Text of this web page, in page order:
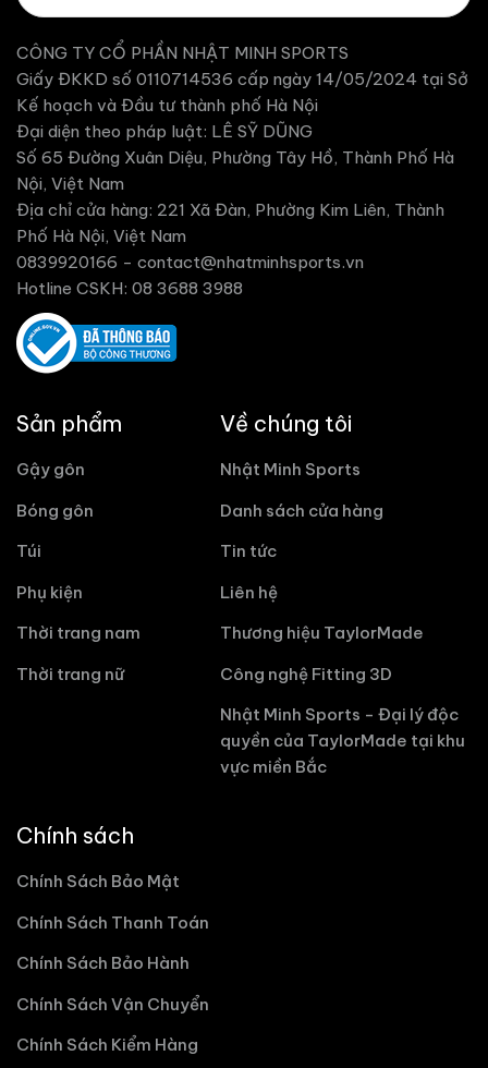
CÔNG TY CỔ PHẦN NHẬT MINH SPORTS
Giấy ĐKKD số 0110714536 cấp ngày 14/05/2024 tại Sở
Kế hoạch và Đầu tư thành phố Hà Nội
Đại diện theo pháp luật: LÊ SỸ DŨNG
Số 65 Đường Xuân Diệu, Phường Tây Hồ, Thành Phố Hà
Nội, Việt Nam
Địa chỉ cửa hàng: 221 Xã Đàn, Phường Kim Liên, Thành
Phố Hà Nội, Việt Nam
0839920166 - contact@nhatminhsports.vn
Hotline CSKH: 08 3688 3988
Sản phẩm
Gậy gôn
Bóng gôn
Túi
Phụ kiện
Thời trang nam
Thời trang nữ
Về chúng tôi
Nhật Minh Sports
Danh sách cửa hàng
Tin tức
Liên hệ
Thương hiệu TaylorMade
Công nghệ Fitting 3D
Nhật Minh Sports - Đại lý độc
quyền của TaylorMade tại khu
vực miền Bắc
Chính sách
Chính Sách Bảo Mật
Chính Sách Thanh Toán
Chính Sách Bảo Hành
Chính Sách Vận Chuyển
Chính Sách Kiểm Hàng